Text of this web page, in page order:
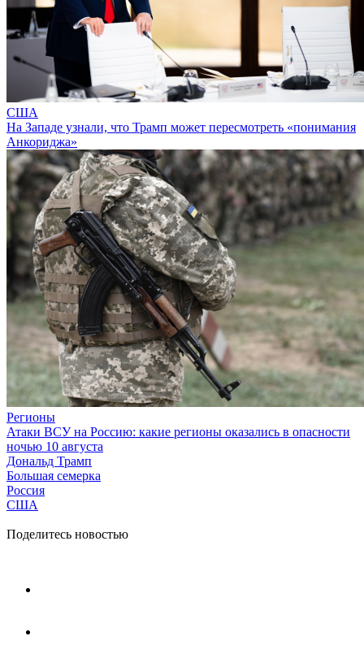
США
На Западе узнали, что Трамп может пересмотреть «понимания
Анкориджа»
Регионы
Атаки ВСУ на Россию: какие регионы оказались в опасности
ночью 10 августа
Дональд Трамп
Большая семерка
Россия
США
Поделитесь новостью